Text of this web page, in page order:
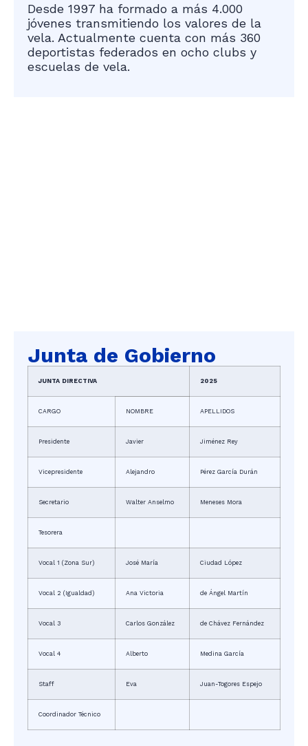
Desde 1997 ha formado a más 4.000
jóvenes transmitiendo los valores de la
vela. Actualmente cuenta con más 360
deportistas federados en ocho clubs y
escuelas de vela.
Junta de Gobierno
JUNTA DIRECTIVA 2025
CARGO NOMBRE APELLIDOS
Presidente Javier Jiménez Rey
Vicepresidente Alejandro Pérez García Durán
Secretario Walter Anselmo Meneses Mora
Tesorera
Vocal 1 (Zona Sur) José María Ciudad López
Vocal 2 (Igualdad) Ana Victoria de Ángel Martín
Vocal 3 Carlos González de Chávez Fernández
Vocal 4 Alberto Medina García
Staff Eva Juan-Togores Espejo
Coordinador Técnico